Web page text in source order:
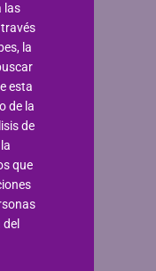
las
la
esta
de la
de
que